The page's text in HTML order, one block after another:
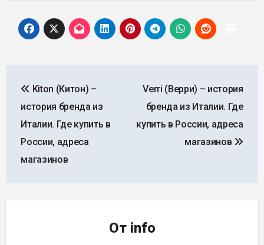
по
записям
Kiton (Китон) –
история бренда из
Италии. Где купить в
России, адреса
магазинов
Verri (Верри) – история
бренда из Италии. Где
купить в России, адреса
магазинов
От info